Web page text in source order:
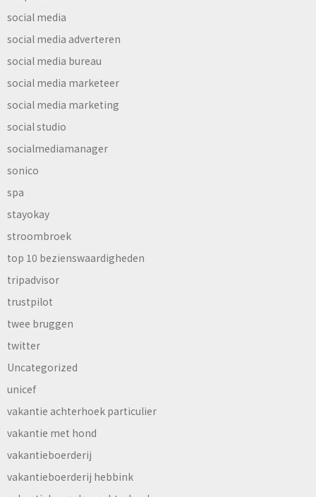
social media
social media adverteren
social media bureau
social media marketeer
social media marketing
social studio
socialmediamanager
sonico
spa
stayokay
stroombroek
top 10 bezienswaardigheden
tripadvisor
trustpilot
twee bruggen
twitter
Uncategorized
unicef
vakantie achterhoek particulier
vakantie met hond
vakantieboerderij
vakantieboerderij hebbink